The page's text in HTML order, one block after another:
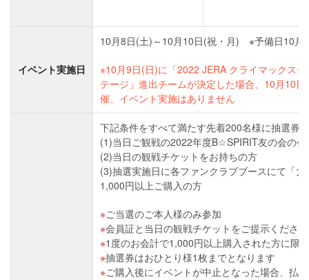
イベント実施日
10月8日(土)～10月10日(祝・月) ※予備日10月
※10月9日(日)に「2022 JERA クライマックス
テージ」進出チームが決定した場合、10月10
催、イベント実施はありません
下記条件をすべて満たす先着200名様に抽選券
(1)当日ご観戦の2022年度B☆SPIRIT友の会の会
(2)当日の観戦チケットをお持ちの方
(3)抽選実施日に各ファンクラブブースにて「
1,000円以上ご購入の方
ご当選のご本人様のみ参加
会員証と当日の観戦チケットをご提示ください
1度のお会計で1,000円以上購入された方に限
抽選券はおひとり様1枚までとなります
ご購入後にイベントが中止となった場合、払